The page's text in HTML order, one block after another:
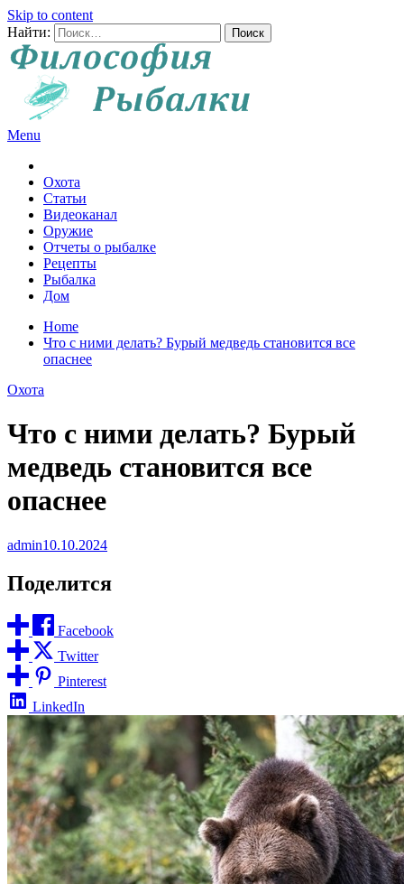
Skip to content
Найти:
Menu
Охота
Статьи
Видеоканал
Оружие
Отчеты о рыбалке
Рецепты
Рыбалка
Дом
Home
Что с ними делать? Бурый медведь становится все
опаснее
Охота
Что с ними делать? Бурый
медведь становится все
опаснее
admin10.10.2024
Поделится
Facebook
Twitter
Pinterest
LinkedIn